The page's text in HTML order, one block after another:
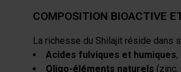
COMPOSITION BIOACTIVE
La richesse du Shilajit réside dans
Acides fulviques et humiques
Oligo-éléments naturels (zinc,